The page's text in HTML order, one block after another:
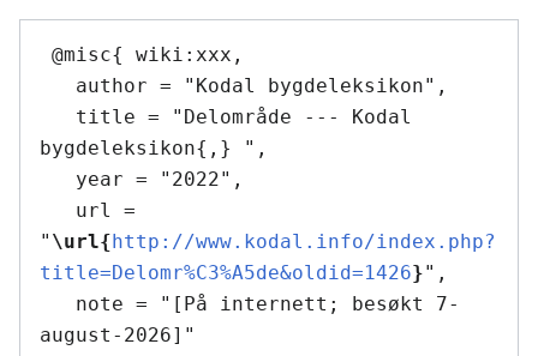
bygdeleksikon{,} ",
" \url{http://www.kodal.info/index.php?
title=Delomr%C3%A5de&oldid=1426}",
august-2026]"